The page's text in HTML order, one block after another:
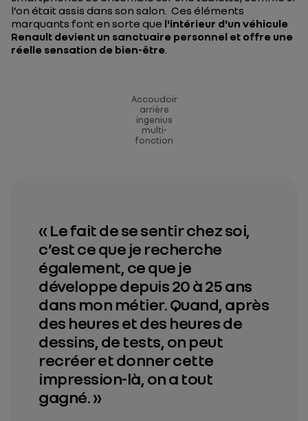
l’on était assis dans son salon. Ces éléments
marquants font en sorte que l'intérieur d'un véhicule
Renault devient un sanctuaire personnel et offre une
réelle sensation de bien-être.
Accoudoir
arrière
ingenius
multi-
fonction
« Le fait de se sentir chez soi,
c’est ce que je recherche
également, ce que je
développe depuis 20 à 25 ans
dans mon métier. Quand, après
des heures et des heures de
dessins, de tests, on peut
recréer et donner cette
impression-là, on a tout
gagné. »